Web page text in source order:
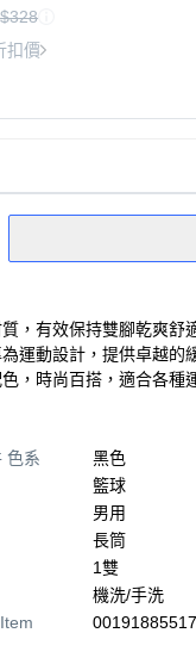
$328
扣價
，有效保持雙腳乾爽舒
運動設計，提供卓越的
，時尚百搭，適合各種
色系
黑色
籃球
男用
長筒
1雙
機洗/手洗